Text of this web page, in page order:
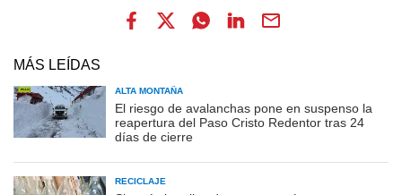
MÁS LEÍDAS
ALTA MONTAÑA
El riesgo de avalanchas pone en suspenso la
reapertura del Paso Cristo Redentor tras 24
días de cierre
RECICLAJE